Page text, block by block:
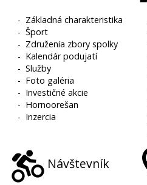
- Základná charakteristika
-Šport
- Združenia zbory spolky
- Kalendár podujatí
-Služby
- Foto galéria
- Investičné akcie
- Hornoorešan
- Inzercia
Návštevník